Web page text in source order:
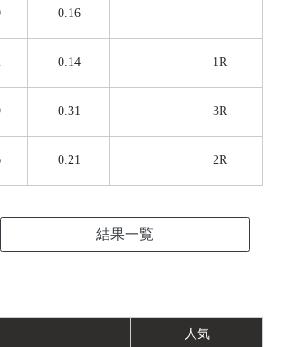
0.16
0.14 1R
0.31 3R
0.21 2R
結果一覧
人気